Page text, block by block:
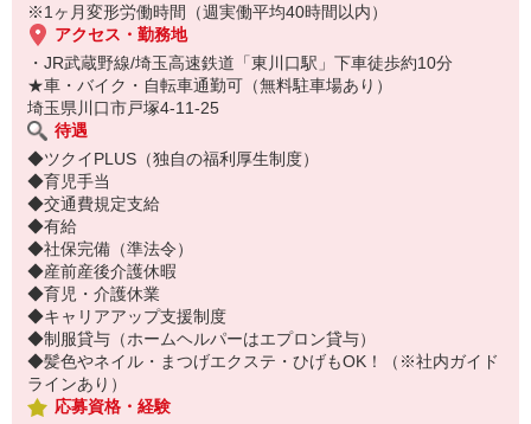
※1ヶ月変形労働時間（週実働平均40時間以内）
アクセス・勤務地
・JR武蔵野線/埼玉高速鉄道「東川口駅」下車徒歩約10分
★車・バイク・自転車通勤可（無料駐車場あり）
埼玉県川口市戸塚4-11-25
待遇
◆ツクイPLUS（独自の福利厚生制度）
◆育児手当
◆交通費規定支給
◆有給
◆社保完備（準法令）
◆産前産後介護休暇
◆育児・介護休業
◆キャリアアップ支援制度
◆制服貸与（ホームヘルパーはエプロン貸与）
◆髪色やネイル・まつげエクステ・ひげもOK！（※社内ガイド
ラインあり）
応募資格・経験